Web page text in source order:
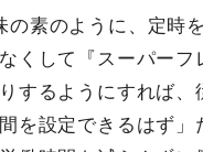
の素のように、定
くして『スーパー
するようにすれば
を設定できるはず